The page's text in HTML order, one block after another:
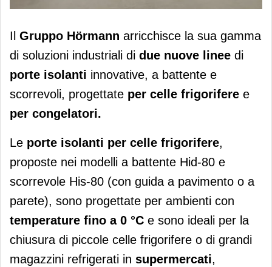
Hörmann propone due nuove porte
isolanti
Il Gruppo Hörmann arricchisce la sua gamma
di soluzioni industriali di due nuove linee di
porte isolanti innovative, a battente e
scorrevoli, progettate per celle frigorifere e
per congelatori.
Le porte isolanti per celle frigorifere,
proposte nei modelli a battente Hid-80 e
scorrevole His-80 (con guida a pavimento o a
parete), sono progettate per ambienti con
temperature fino a 0 °C e sono ideali per la
chiusura di piccole celle frigorifere o di grandi
magazzini refrigerati in supermercati,